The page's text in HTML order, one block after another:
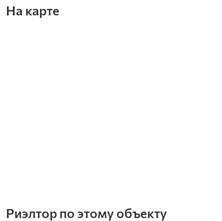
На карте
Риэлтор по этому объекту